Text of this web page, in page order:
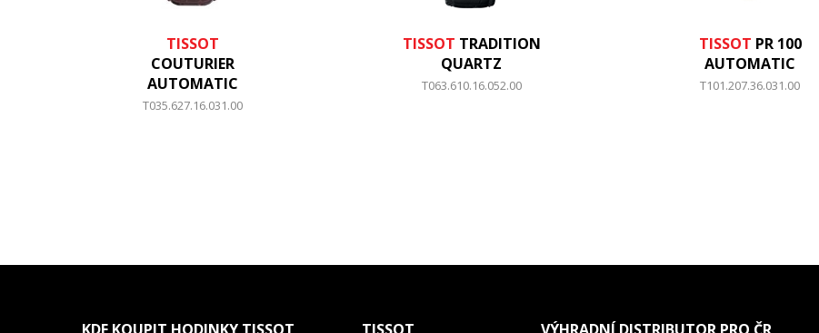
TISSOT
COUTURIER
AUTOMATIC
T035.627.16.031.00
TISSOT TRADITION
QUARTZ
T063.610.16.052.00
TISSOT PR 100
AUTOMATIC
T101.207.36.031.00